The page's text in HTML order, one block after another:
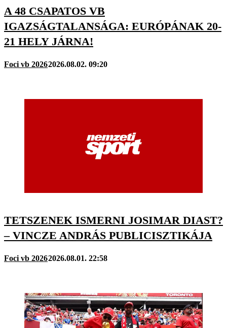
A 48 CSAPATOS VB
IGAZSÁGTALANSÁGA: EURÓPÁNAK 20-
21 HELY JÁRNA!
Foci vb 20262026.08.02. 09:20
TETSZENEK ISMERNI JOSIMAR DIAST?
– VINCZE ANDRÁS PUBLICISZTIKÁJA
Foci vb 20262026.08.01. 22:58